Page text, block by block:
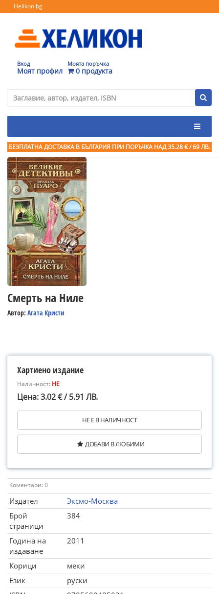
Helikon.bg
Вход
Моят профил
Моята поръчка
0 продукта
БЕЗПЛАТНА ДОСТАВКА В БЪЛГАРИЯ ПРИ ПОРЪЧКА НАД 35.28 € / 69 ЛВ.
Смерть на Ниле
Автор: Агата Кристи
Хартиено издание
Наличност: НЕ
Цена: 3.02 € / 5.91 ЛВ.
НЕ Е В НАЛИЧНОСТ
ДОБАВИ В ЛЮБИМИ
Коментари: 0
Издател
Эксмо-Москва
Брой
страници
384
Година на
издаване
2011
Корици
меки
Език
руски